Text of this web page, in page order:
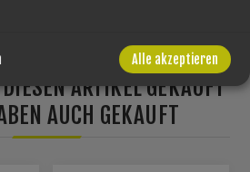
ARTIKEL GEKAUFT
AUCH GEKAUFT
Alle akzeptieren